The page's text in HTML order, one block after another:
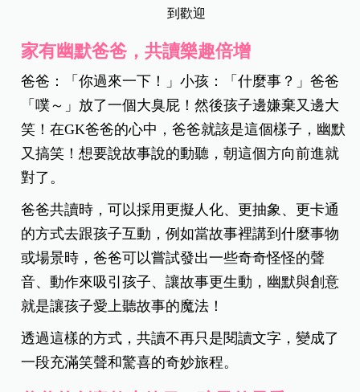
到歡迎
家有幽默爸爸，共讀樂趣倍增
爸爸：「你過來一下！」小孩：「什麼事？」爸爸
「噗～」放了一個大臭屁！然後孩子邊嫌棄又邊大
笑！在GK爸爸的心中，爸爸就該是這個樣子，幽默
又搞笑！想要說故事說的動聽，朝這個方向前進就
對了。
爸爸共讀時，可以採用更擬人化、更抽象、更卡通
的方式去跟孩子互動，例如當故事裡講到什麼事物
或場景時，爸爸可以嘗試發出一些奇奇怪怪的聲
音、動作來吸引孩子、讓故事更生動，幽默與創意
就是讓孩子愛上聽故事的魔法！
透過這樣的方式，共讀不再只是閱讀文字，變成了
一段充滿笑聲和驚喜的奇妙旅程。